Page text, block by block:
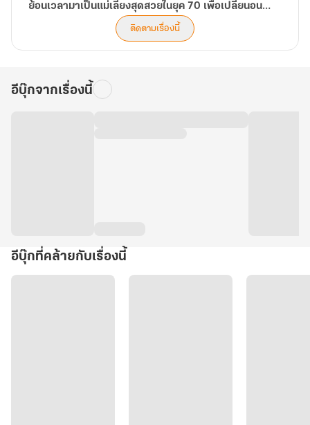
น้อย ย้อนเวลามาเป็นแม่เลี้ยงสุดสวยในยุค 70 เพื่อเปลี่ยนอนาคตของวายร้ายตัวน้อย
ติดตามเรื่องนี้
อีบุ๊กจากเรื่องนี้
อีบุ๊กที่คล้ายกับเรื่องนี้